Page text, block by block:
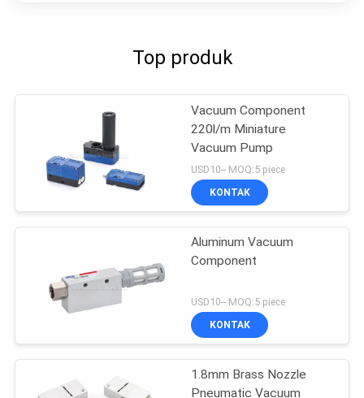
Top produk
Vacuum Component
220l/m Miniature
Vacuum Pump
USD10-- MOQ:5 piece
KONTAK
Aluminum Vacuum
Component
USD10-- MOQ:5 piece
KONTAK
1.8mm Brass Nozzle
Pneumatic Vacuum